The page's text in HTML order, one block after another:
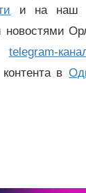
и на наш
новостями
telegram-
контента в